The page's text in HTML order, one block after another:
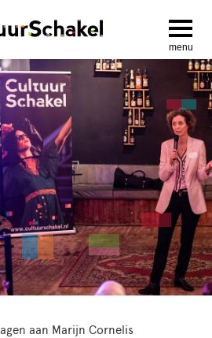
menu
aan Marijn Cornelis